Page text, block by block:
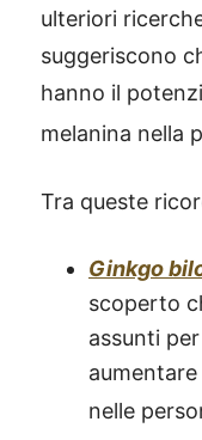
ulteriori
suggeriscono
hanno il
melanina nella
Tra queste
Ginkgo
scoperto
assunti
nelle